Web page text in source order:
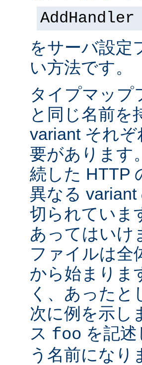
をサーバ設定
い方法です。
タイプマップ
と同じ名前を
variant それ
要があります
続した HTTP
異なる
切られていま
あってはいけ
ファイルは全
から始まりま
く、あった
次に例を示し
ス foo を記
う名前になり